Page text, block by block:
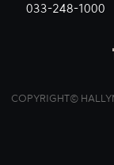
033-248-1000
COPYRIGHT©